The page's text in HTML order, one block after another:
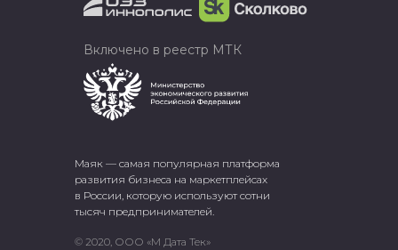
Маяк — самая популярная платформа
развития бизнеса на маркетплейсах
в России, которую используют сотни
тысяч предпринимателей.
© 2020, ООО «М Дата Тек»
Включено в реестр МТК